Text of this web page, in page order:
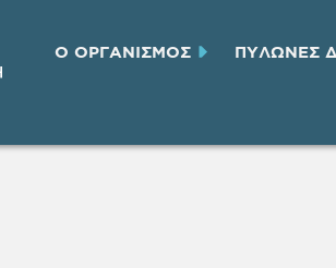
Ο ΟΡΓΑΝΙΣΜΟΣ ΠΥΛΩΝΕΣ